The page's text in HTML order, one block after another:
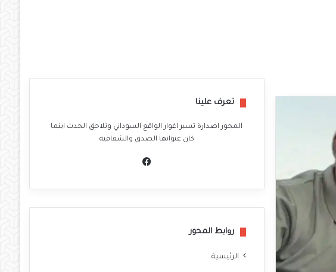
تعرف علينا
المحور اصدارة تسبر اغوار الواقع السوداني وتلاحق الحدث اينما
كان عنوانها الصدق والشفافية
وك
روابط المحور
الرئيسية